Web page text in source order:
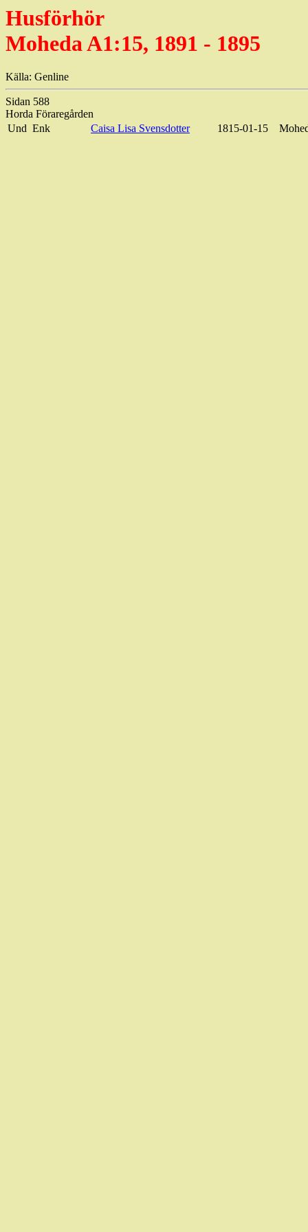
Husförhör
Moheda A1:15, 1891 - 1895
Källa: Genline
Sidan 588
Horda Föraregården
Und Enk Caisa Lisa Svensdotter 1815-01-15